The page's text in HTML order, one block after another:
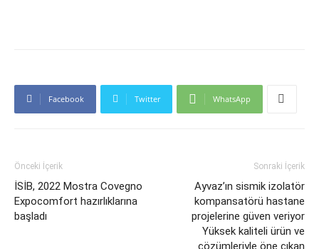
Facebook Twitter WhatsApp
Önceki İçerik
İSİB, 2022 Mostra Covegno
Expocomfort hazırlıklarına
başladı
Sonraki İçerik
Ayvaz’ın sismik izolatör
kompansatörü hastane
projelerine güven veriyor
Yüksek kaliteli ürün ve
çözümleriyle öne çıkan